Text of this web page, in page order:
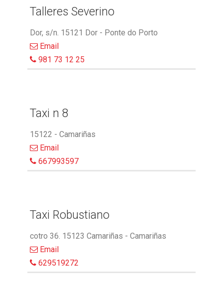
Talleres Severino
Dor, s/n. 15121 Dor - Ponte do Porto
Email
981 73 12 25
Taxi n 8
15122 - Camariñas
Email
667993597
Taxi Robustiano
cotro 36. 15123 Camariñas - Camariñas
Email
629519272